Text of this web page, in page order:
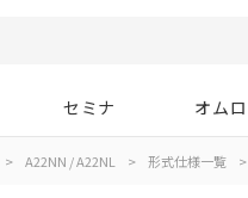
セミナ オム
> A22NN / A22NL > 形式仕様一覧 >